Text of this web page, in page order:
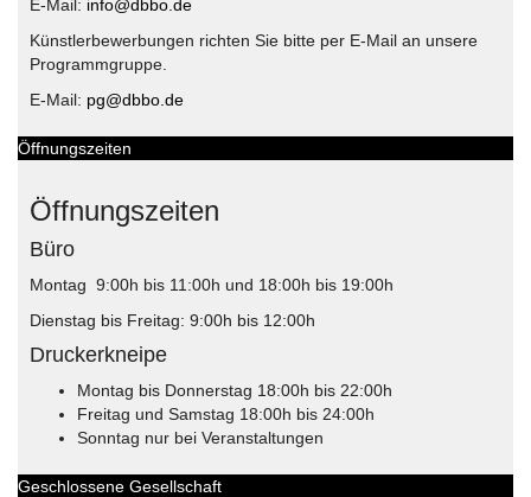
E-Mail: info@dbbo.de
Künstlerbewerbungen richten Sie bitte per E-Mail an unsere
Programmgruppe.
E-Mail: pg@dbbo.de
Öffnungszeiten
Öffnungszeiten
Büro
Montag 9:00h bis 11:00h und 18:00h bis 19:00h
Dienstag bis Freitag: 9:00h bis 12:00h
Druckerkneipe
Montag bis Donnerstag 18:00h bis 22:00h
Freitag und Samstag 18:00h bis 24:00h
Sonntag nur bei Veranstaltungen
Geschlossene Gesellschaft